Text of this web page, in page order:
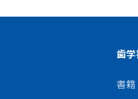
歯学
書籍